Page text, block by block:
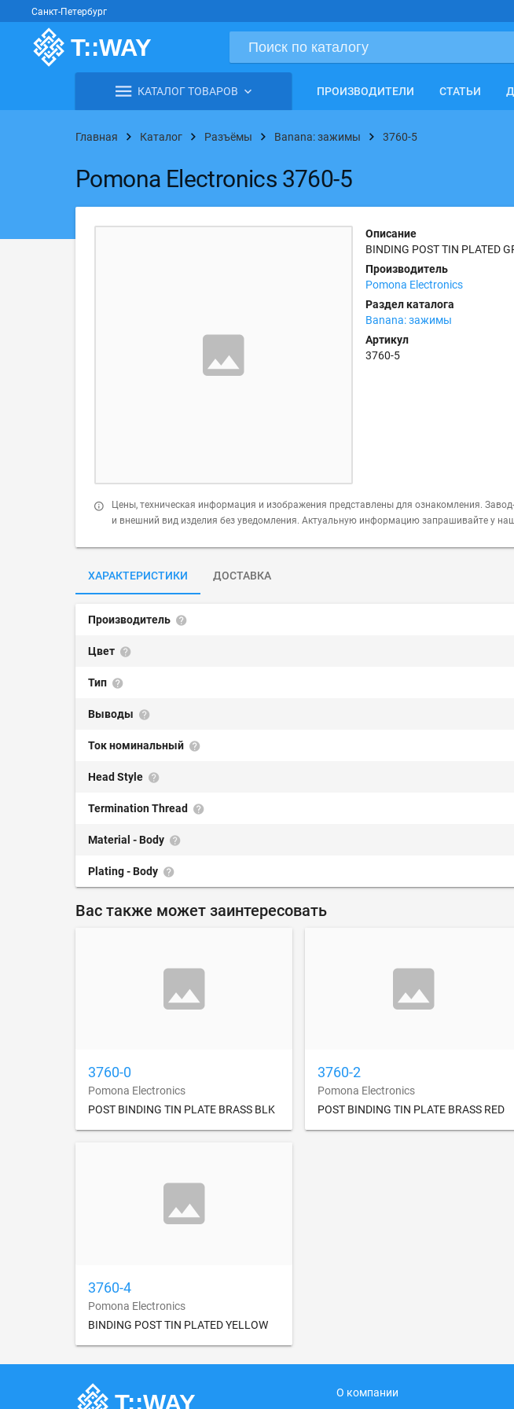
Санкт-Петербург
КАТАЛОГ ТОВАРОВ ПРОИЗВОДИТЕЛИ СТАТЬИ
Главная Каталог Разъёмы Banana: зажимы 3760-5
Pomona Electronics 3760-5
Описание
BINDING POST TIN PLATED
Производитель
Pomona Electronics
Раздел каталога
Banana: зажимы
Артикул
3760-5
Цены, техническая информация и изображения представлены для ознакомления.
и внешний вид изделия без уведомления. Актуальную информацию запрашивайте у
ХАРАКТЕРИСТИКИ ДОСТАВКА
Производитель
Цвет
Тип
Выводы
Ток номинальный
Head Style
Termination Thread
Material - Body
Plating - Body
Вас также может заинтересовать
3760-0
Pomona Electronics
POST BINDING TIN PLATE BRASS BLK
3760-2
Pomona Electronics
POST BINDING TIN PLATE BRASS RED
3760-4
Pomona Electronics
BINDING POST TIN PLATED YELLOW
О компании